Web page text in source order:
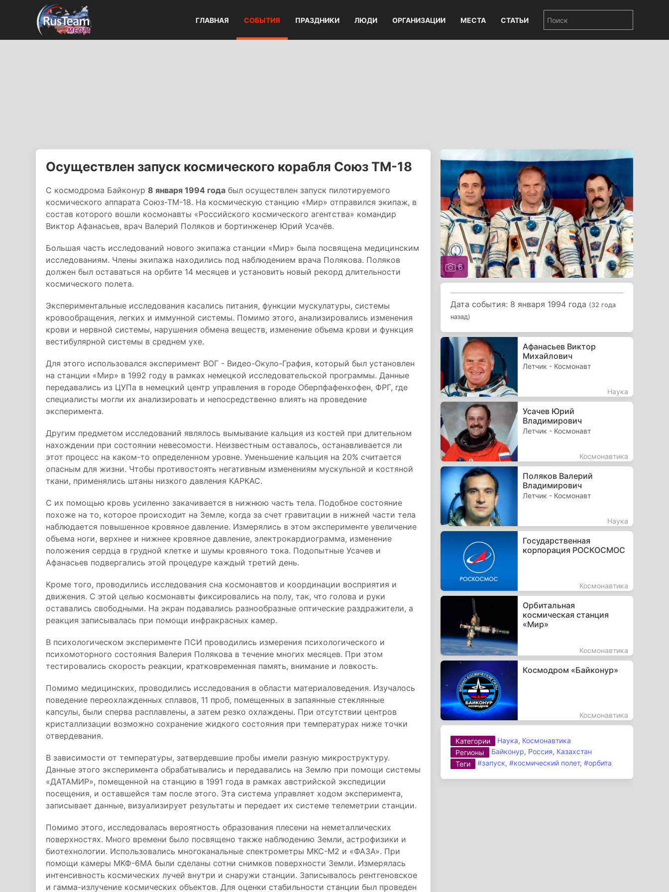
ГЛАВНАЯ СОБЫТИЯ ПРАЗДНИКИ ЛЮДИ ОРГАНИЗАЦИИ МЕСТА СТАТЬИ
Осуществлен запуск космического корабля Союз ТМ-18
С космодрома Байконур 8 января 1994 года был осуществлен запуск пилотируемого
космического аппарата Союз-ТМ-18. На космическую станцию «Мир» отправился экипаж, в
состав которого вошли космонавты «Российского космического агентства» командир
Виктор Афанасьев, врач Валерий Поляков и бортинженер Юрий Усачёв.
Большая часть исследований нового экипажа станции «Мир» была посвящена медицинским
исследованиям. Члены экипажа находились под наблюдением врача Полякова. Поляков
должен был оставаться на орбите 14 месяцев и установить новый рекорд длительности
космического полета.
Экспериментальные исследования касались питания, функции мускулатуры, системы
кровообращения, легких и иммунной системы. Помимо этого, анализировались изменения
крови и нервной системы, нарушения обмена веществ, изменение объема крови и функция
вестибулярной системы в среднем ухе.
Для этого использовался эксперимент ВОГ - Видео-Окуло-Графия, который был установлен
на станции «Мир» в 1992 году в рамках немецкой исследовательской программы. Данные
передавались из ЦУПа в немецкий центр управления в городе Оберпфафенхофен, ФРГ, где
специалисты могли их анализировать и непосредственно влиять на проведение
эксперимента.
Другим предметом исследований являлось вымывание кальция из костей при длительном
нахождении при состоянии невесомости. Неизвестным оставалось, останавливается ли
этот процесс на каком-то определенном уровне. Уменьшение кальция на 20% считается
опасным для жизни. Чтобы противостоять негативным изменениям мускульной и костяной
ткани, применялись штаны низкого давления КАРКАС.
С их помощью кровь усиленно закачивается в нижнюю часть тела. Подобное состояние
похоже на то, которое происходит на Земле, когда за счет гравитации в нижней части тела
наблюдается повышенное кровяное давление. Измерялись в этом эксперименте увеличение
объема ноги, верхнее и нижнее кровяное давление, электрокардиограмма, изменение
положения сердца в грудной клетке и шумы кровяного тока. Подопытные Усачев и
Афанасьев подвергались этой процедуре каждый третий день.
Кроме того, проводились исследования сна космонавтов и координации восприятия и
движения. C этой целью космонавты фиксировались на полу, так, что голова и руки
оставались свободными. На экран подавались разнообразные оптические раздражители, а
реакция записывалась при помощи инфракрасных камер.
В психологическом эксперименте ПСИ проводились измерения психологического и
психомоторного состояния Валерия Полякова в течение многих месяцев. При этом
тестировались скорость реакции, кратковременная память, внимание и ловкость.
Помимо медицинских, проводились исследования в области материаловедения. Изучалось
поведение переохлажденных сплавов, 11 проб, помещенных в запаянные стеклянные
капсулы, были сперва расплавлены, а затем резко охлаждены. При отсутствии центров
кристаллизации возможно сохранение жидкого состояния при температурах ниже точки
отвердевания.
В зависимости от температуры, затвердевшие пробы имели разную микроструктуру.
Данные этого эксперимента обрабатывались и передавались на Землю при помощи системы
«ДАТАМИР», помещенной на станцию в 1991 года в рамках австрийской экспедиции
посещения, и оставшейся там после этого. Эта система управляет ходом эксперимента,
записывает данные, визуализирует результаты и передает их системе телеметрии станции.
Помимо этого, исследовалась вероятность образования плесени на неметаллических
поверхностях. Много времени было посвящено также наблюдению Земли, астрофизики и
биотехнологии. Использовались многоканальные спектрометры МКС-М2 и «ФАЗА». При
помощи камеры МКФ-6МА были сделаны сотни снимков поверхности Земли. Измерялась
интенсивность космических лучей внутри и снаружи станции. Записывалось рентгеновское
и гамма-излучение космических объектов. Для оценки стабильности станции был проведен
6
Дата события: 8 января 1994 года (32 года
назад)
Афанасьев Виктор
Михайлович
Летчик - Космонавт
Наука
Усачев Юрий
Владимирович
Летчик - Космонавт
Космонавтика
Поляков Валерий
Владимирович
Летчик - Космонавт
Наука
Государственная
корпорация РОСКОСМОС
Космонавтика
Орбитальная
космическая станция
«Мир»
Космонавтика
Космодром «Байконур»
Космонавтика
Категории Наука, Космонавтика
Регионы
Байконур, Россия, Казахстан
Теги
#запуск,#космический полет,#орбита